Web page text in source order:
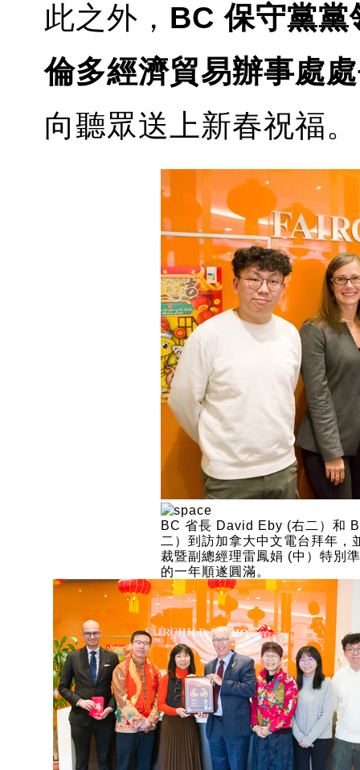
此之外， BC 保守黨
倫多經濟貿易辦事處
向聽眾送上新春祝福。
BC 省長 David Eby (右二）和
二）到訪加拿大中文電台拜年，
裁暨副總經理雷鳳娟 (中）特別
的一年順遂圓滿。